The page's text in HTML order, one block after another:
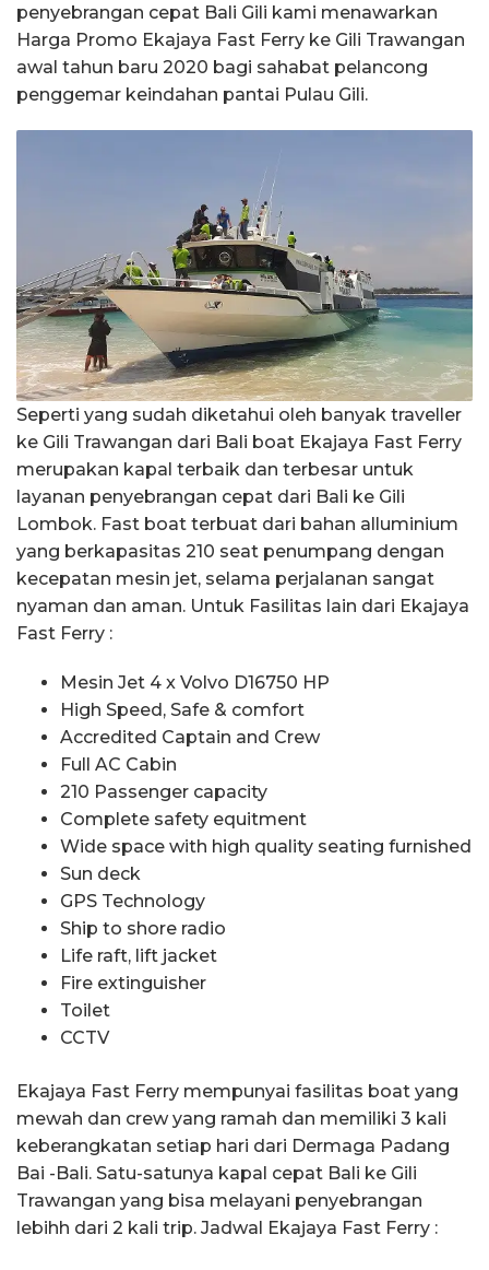
penyebrangan cepat Bali Gili kami menawarkan
Harga Promo Ekajaya Fast Ferry ke Gili Trawangan
awal tahun baru 2020 bagi sahabat pelancong
penggemar keindahan pantai Pulau Gili.
Seperti yang sudah diketahui oleh banyak traveller
ke Gili Trawangan dari Bali boat Ekajaya Fast Ferry
merupakan kapal terbaik dan terbesar untuk
layanan penyebrangan cepat dari Bali ke Gili
Lombok. Fast boat terbuat dari bahan alluminium
yang berkapasitas 210 seat penumpang dengan
kecepatan mesin jet, selama perjalanan sangat
nyaman dan aman. Untuk Fasilitas lain dari Ekajaya
Fast Ferry :
Mesin Jet 4 x Volvo D16750 HP
High Speed, Safe & comfort
Accredited Captain and Crew
Full AC Cabin
210 Passenger capacity
Complete safety equitment
Wide space with high quality seating furnished
Sun deck
GPS Technology
Ship to shore radio
Life raft, lift jacket
Fire extinguisher
Toilet
CCTV
Ekajaya Fast Ferry mempunyai fasilitas boat yang
mewah dan crew yang ramah dan memiliki 3 kali
keberangkatan setiap hari dari Dermaga Padang
Bai -Bali. Satu-satunya kapal cepat Bali ke Gili
Trawangan yang bisa melayani penyebrangan
lebihh dari 2 kali trip. Jadwal Ekajaya Fast Ferry :